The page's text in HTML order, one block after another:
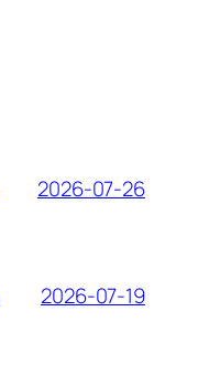
2026-07-26
2026-07-19